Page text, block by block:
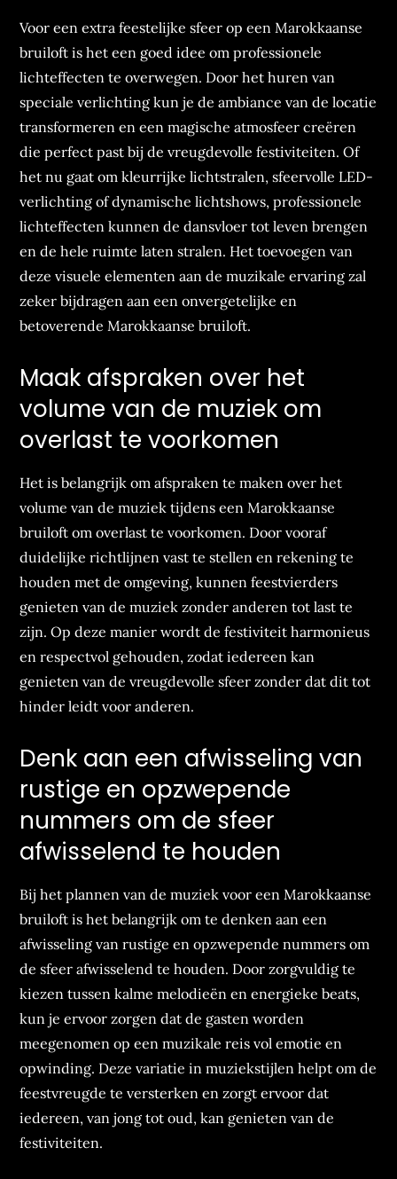
Voor een extra feestelijke sfeer op een Marokkaanse
bruiloft is het een goed idee om professionele
lichteffecten te overwegen. Door het huren van
speciale verlichting kun je de ambiance van de locatie
transformeren en een magische atmosfeer creëren
die perfect past bij de vreugdevolle festiviteiten. Of
het nu gaat om kleurrijke lichtstralen, sfeervolle LED-
verlichting of dynamische lichtshows, professionele
lichteffecten kunnen de dansvloer tot leven brengen
en de hele ruimte laten stralen. Het toevoegen van
deze visuele elementen aan de muzikale ervaring zal
zeker bijdragen aan een onvergetelijke en
betoverende Marokkaanse bruiloft.
Maak afspraken over het
volume van de muziek om
overlast te voorkomen
Het is belangrijk om afspraken te maken over het
volume van de muziek tijdens een Marokkaanse
bruiloft om overlast te voorkomen. Door vooraf
duidelijke richtlijnen vast te stellen en rekening te
houden met de omgeving, kunnen feestvierders
genieten van de muziek zonder anderen tot last te
zijn. Op deze manier wordt de festiviteit harmonieus
en respectvol gehouden, zodat iedereen kan
genieten van de vreugdevolle sfeer zonder dat dit tot
hinder leidt voor anderen.
Denk aan een afwisseling van
rustige en opzwepende
nummers om de sfeer
afwisselend te houden
Bij het plannen van de muziek voor een Marokkaanse
bruiloft is het belangrijk om te denken aan een
afwisseling van rustige en opzwepende nummers om
de sfeer afwisselend te houden. Door zorgvuldig te
kiezen tussen kalme melodieën en energieke beats,
kun je ervoor zorgen dat de gasten worden
meegenomen op een muzikale reis vol emotie en
opwinding. Deze variatie in muziekstijlen helpt om de
feestvreugde te versterken en zorgt ervoor dat
iedereen, van jong tot oud, kan genieten van de
festiviteiten.